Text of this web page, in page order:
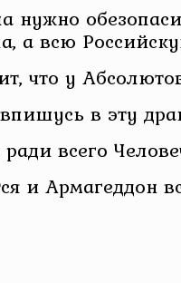
нужно
а всю
что у
в эту
всего
и Армагеддон